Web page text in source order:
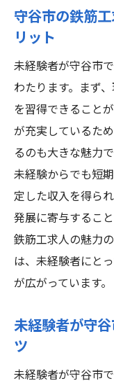
未経験者
守谷市で
稼ぐには
未経験者
守谷市で
げる戦略
資格取得支援
守谷市で
守谷市の
する方法
未経験者
格支援
人を探す
るメリッ
守谷市の鉄筋
リット
未経験者が守谷市
わたります。まず
を習得できること
が充実しているた
るのも大きな魅力
未経験からでも短
定した収入を得ら
発展に寄与するこ
鉄筋工求人の魅力
は、未経験者にと
が広がっています。
未経験者が守
ツ
未経験者が守谷市